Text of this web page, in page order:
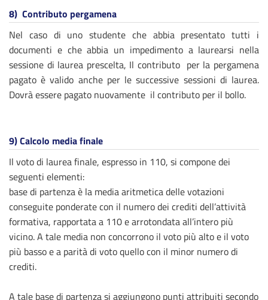
8) Contributo pergamena
Nel caso di uno studente che abbia presentato tutti i
documenti e che abbia un impedimento a laurearsi nella
sessione di laurea prescelta, Il contributo per la pergamena
pagato è valido anche per le successive sessioni di laurea.
Dovrà essere pagato nuovamente il contributo per il bollo.
9)Calcolo media finale
Il voto di laurea finale, espresso in 110, si compone dei
seguenti elementi:
base di partenza è la media aritmetica delle votazioni
conseguite ponderate con il numero dei crediti dell’attività
formativa, rapportata a 110 e arrotondata all’intero più
vicino. A tale media non concorrono il voto più alto e il voto
più basso e a parità di voto quello con il minor numero di
crediti.
A tale base di partenza si aggiungono punti attribuiti secondo